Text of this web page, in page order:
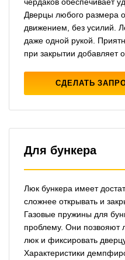
Дверцы любого размера
движением, без усилий.
даже одной рукой.
при закрытии добавляет
СДЕЛАТЬ
Для бункера
Люк бункера имеет
сложнее открывать и
Газовые пружины для
проблему. Они позвояют
люк и фиксировать
Характеристики